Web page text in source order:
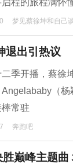
程的旅程满怀
梦见蔡徐坤和自己
退出引热议
二季开播，蔡
（
常驻
奔跑吧
巅峰主题曲